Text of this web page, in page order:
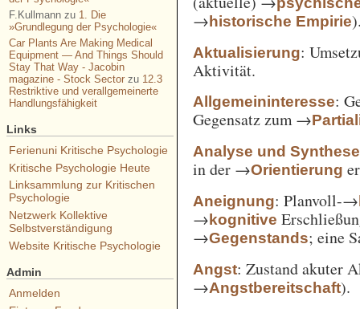
→historische Empirie
Aktualisierung:
Aktivität.
Allgemeininteresse:
Gegensatz zum →
Analyse und Synthese
in der →Orientierung
Aneignung: Planvoll-→
→kognitive
→Gegenstands; eine
Angst: Zustand akuter
→Angstbereitschaft).
F.Kullmannzu 1. Die
»Grundlegung der Psychologie«
Car Plants Are Making Medical
Equipment — And Things Should
Stay That Way - Jacobin
magazine - Stock Sectorzu 12.3
Restriktive und verallgemeinerte
Handlungsfähigkeit
Links
Ferienuni Kritische Psychologie
Kritische Psychologie Heute
Linksammlung zur Kritischen
Psychologie
Netzwerk Kollektive
Selbstverständigung
Website Kritische Psychologie
Admin
Anmelden